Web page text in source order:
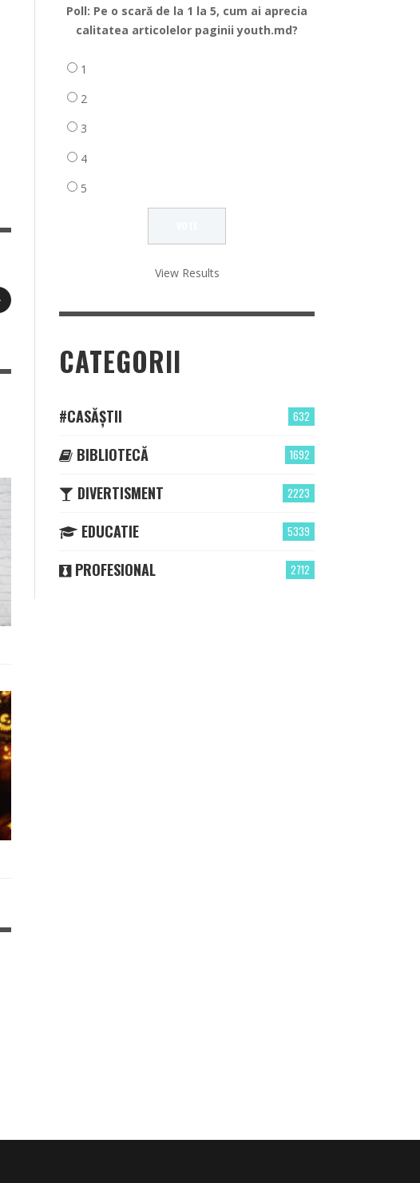
Poll: Pe o scară de la 1 la 5, cum ai aprecia
calitatea articolelor paginii youth.md?
1
2
3
4
5
View Results
CATEGORII
632
#CASĂȘTII
1692
BIBLIOTECĂ
2223
DIVERTISMENT
5339
EDUCATIE
2712
PROFESIONAL